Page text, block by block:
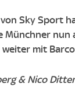
Sky Sport
Münchner nun
mit
& Nico Ditter